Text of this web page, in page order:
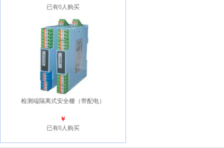
已有0人购买
检测端隔离式安全栅（带配电）
￥
已有0人购买